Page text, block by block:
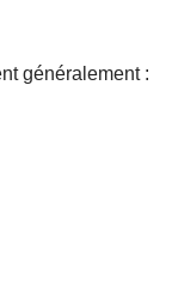
généralement :